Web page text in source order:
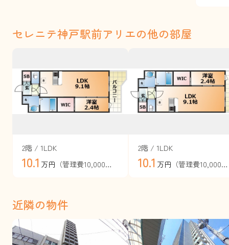
セレニテ神戸駅前アリエの他の部屋
2階 / 1LDK
10.1 万円 （管理費10,000円）
2階 / 1LDK
10.1 万円 （管理費10,000円）
近隣の物件